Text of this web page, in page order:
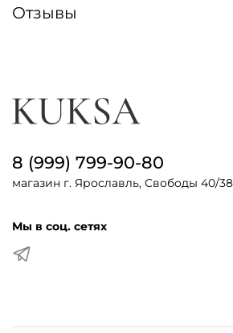
Отзывы
8 (999) 799-90-80
магазин г. Ярославль, Свободы 40/38
Мы в соц. сетях